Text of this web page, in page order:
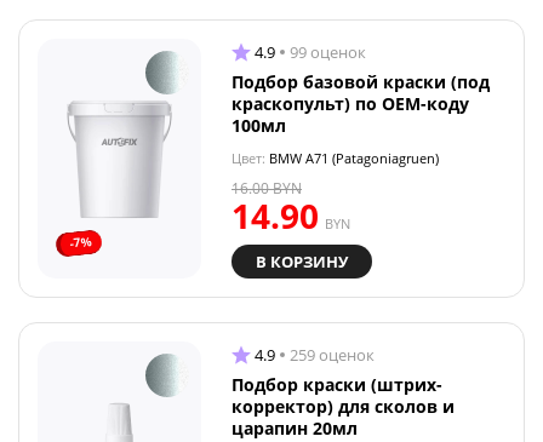
-7%
4.9 99 оценок
Подбор базовой краски (под
краскопульт) по OEM-коду
100мл
Цвет: BMW A71 (Patagoniagruen)
14.90 BYN
16.00BYN
В КОРЗИНУ
4.9 259 оценок
Подбор краски (штрих-
корректор) для сколов и
царапин 20мл